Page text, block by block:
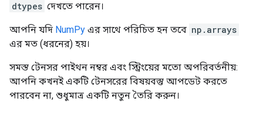
dtypes দেখতে পারেন।
আপনি যদি NumPy এর সাথে পরিচিত হন তবে np.arrays
এর মত (ধরনের) হয়।
সমস্ত টেনসর পাইথন নম্বর এবং স্ট্রিংয়ের মতো অপরিবর্তনীয়:
আপনি কখনই একটি টেনসরের বিষয়বস্তু আপডেট করতে
পারবেন না, শুধুমাত্র একটি নতুন তৈরি করুন।